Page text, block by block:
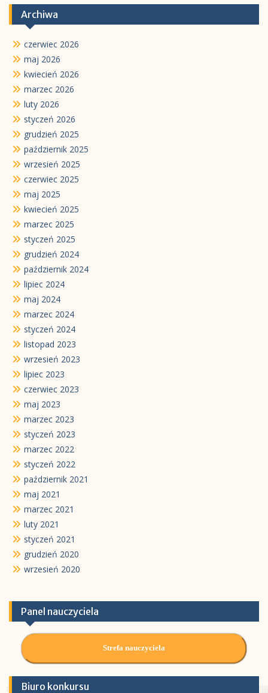
Archiwa
czerwiec 2026
maj 2026
kwiecień 2026
marzec 2026
luty 2026
styczeń 2026
grudzień 2025
październik 2025
wrzesień 2025
czerwiec 2025
maj 2025
kwiecień 2025
marzec 2025
styczeń 2025
grudzień 2024
październik 2024
lipiec 2024
maj 2024
marzec 2024
styczeń 2024
listopad 2023
wrzesień 2023
lipiec 2023
czerwiec 2023
maj 2023
marzec 2023
styczeń 2023
marzec 2022
styczeń 2022
październik 2021
maj 2021
marzec 2021
luty 2021
styczeń 2021
grudzień 2020
wrzesień 2020
Panel nauczyciela
Strefa nauczyciela
Biuro konkursu